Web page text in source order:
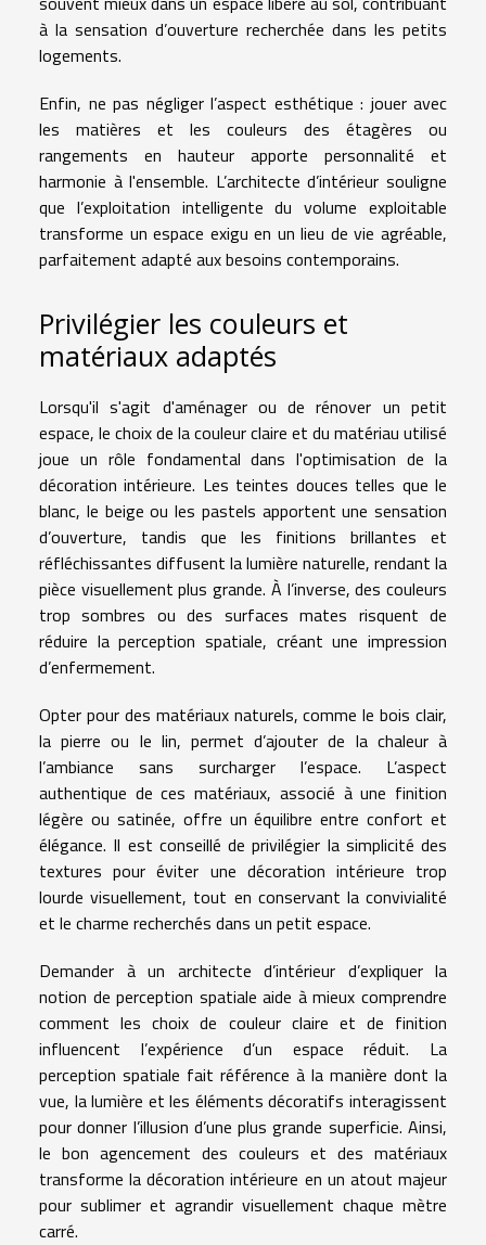
à la sensation d’ouverture recherchée dans les petits
logements.
Enfin, ne pas négliger l’aspect esthétique : jouer avec
les matières et les couleurs des étagères ou
rangements en hauteur apporte personnalité et
harmonie à l'ensemble. L’architecte d’intérieur souligne
que l’exploitation intelligente du volume exploitable
transforme un espace exigu en un lieu de vie agréable,
parfaitement adapté aux besoins contemporains.
Privilégier les couleurs et
matériaux adaptés
Lorsqu'il s'agit d'aménager ou de rénover un petit
espace, le choix de la couleur claire et du matériau utilisé
joue un rôle fondamental dans l'optimisation de la
décoration intérieure. Les teintes douces telles que le
blanc, le beige ou les pastels apportent une sensation
d’ouverture, tandis que les finitions brillantes et
réfléchissantes diffusent la lumière naturelle, rendant la
pièce visuellement plus grande. À l’inverse, des couleurs
trop sombres ou des surfaces mates risquent de
réduire la perception spatiale, créant une impression
d’enfermement.
Opter pour des matériaux naturels, comme le bois clair,
la pierre ou le lin, permet d’ajouter de la chaleur à
l’ambiance sans surcharger l’espace. L’aspect
authentique de ces matériaux, associé à une finition
légère ou satinée, offre un équilibre entre confort et
élégance. Il est conseillé de privilégier la simplicité des
textures pour éviter une décoration intérieure trop
lourde visuellement, tout en conservant la convivialité
et le charme recherchés dans un petit espace.
Demander à un architecte d’intérieur d’expliquer la
notion de perception spatiale aide à mieux comprendre
comment les choix de couleur claire et de finition
influencent l’expérience d’un espace réduit. La
perception spatiale fait référence à la manière dont la
vue, la lumière et les éléments décoratifs interagissent
pour donner l’illusion d’une plus grande superficie. Ainsi,
le bon agencement des couleurs et des matériaux
transforme la décoration intérieure en un atout majeur
pour sublimer et agrandir visuellement chaque mètre
carré.